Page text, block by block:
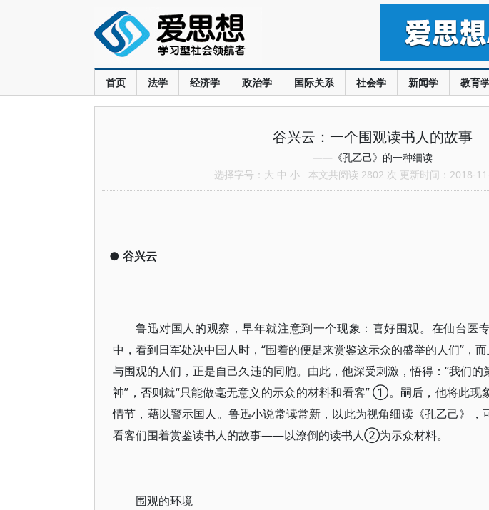
首页 法学 经济学 政治学 国际关系 社会学 新闻学 教育
谷兴云：一个围观读书人的故事
——《孔乙己》的一种细读
选择字号： 大 中 小 本文共阅读 2802 次 更新时间：2018-
● 谷兴云
鲁迅对国人的观察，早年就注意到一个现象：喜好围观。在仙台医
中，看到日军处决中国人时，“围着的便是来赏鉴这示众的盛举的人们”，
与围观的人们，正是自己久违的同胞。由此，他深受刺激，悟得：“我们
神”，否则就“只能做毫无意义的示众的材料和看客” ①。嗣后，他将此现
情节，藉以警示国人。鲁迅小说常读常新，以此为视角细读《孔乙己》，
看客们围着赏鉴读书人的故事——以潦倒的读书人②为示众材料。
围观的环境